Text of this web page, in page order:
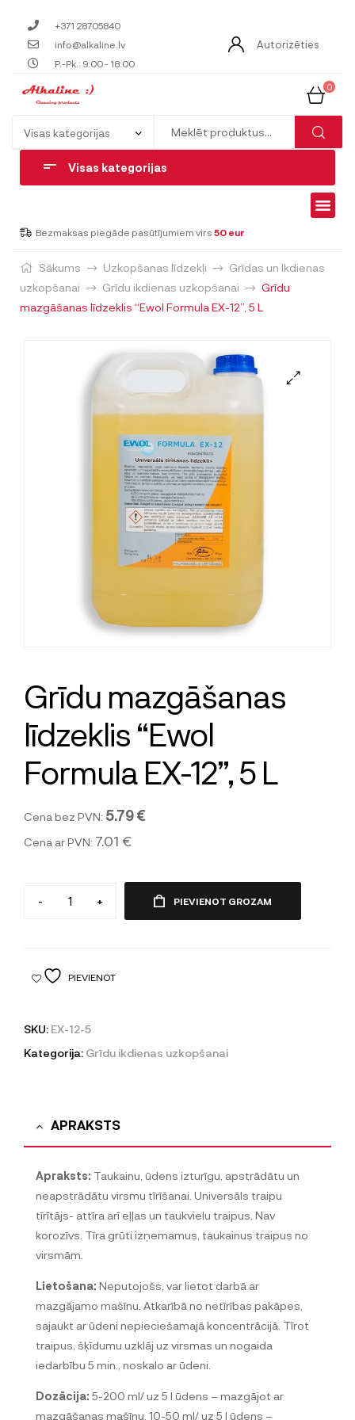
+371 28705840
info@alkaline.lv
P.-Pk.: 9:00 - 18:00
Autorizēties
0
Visas kategorijas
Bezmaksas piegāde pasūtījumiem virs 50 eur
Sākums Uzkopšanas līdzekļi
Grīdas un Ikdienas
uzkopšanai
Grīdu ikdienas uzkopšanai
Grīdu
mazgāšanas līdzeklis “Ewol Formula EX-12”, 5 L
Grīdu mazgāšanas
līdzeklis “Ewol
Formula EX-12”, 5 L
Cena bez PVN: 5.79 €
Cena ar PVN: 7.01 €
- + PIEVIENOT GROZAM
PIEVIENOT
SKU: EX-12-5
Kategorija: Grīdu ikdienas uzkopšanai
APRAKSTS
Apraksts: Taukainu, ūdens izturīgu, apstrādātu un
neapstrādātu virsmu tīrīšanai. Universāls traipu
tīrītājs- attīra arī eļļas un taukvielu traipus. Nav
korozīvs. Tīra grūti izņemamus, taukainus traipus no
virsmām.
Lietošana: Neputojošs, var lietot darbā ar
mazgājamo mašīnu. Atkarībā no netīrības pakāpes,
sajaukt ar ūdeni nepieciešamajā koncentrācijā. Tīrot
traipus, šķīdumu uzklāj uz virsmas un nogaida
iedarbību 5 min., noskalo ar ūdeni.
Dozācija: 5-200 ml/ uz 5 l ūdens – mazgājot ar
mazgāšanas mašīnu, 10-50 ml/ uz 5 l ūdens –